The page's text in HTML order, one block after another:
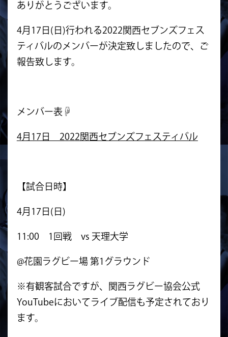
ありがとうございます。
4月17日(日)行われる2022関西セブンズフェス
ティバルのメンバーが決定致しましたので、ご
報告致します。
メンバー表☟
4月17日 2022関西セブンズフェスティバル
【試合日時】
4月17日(日)
11:00 1回戦 vs 天理大学
@花園ラグビー場 第1グラウンド
※有観客試合ですが、関西ラグビー協会公式
YouTubeにおいてライブ配信も予定されており
ます。